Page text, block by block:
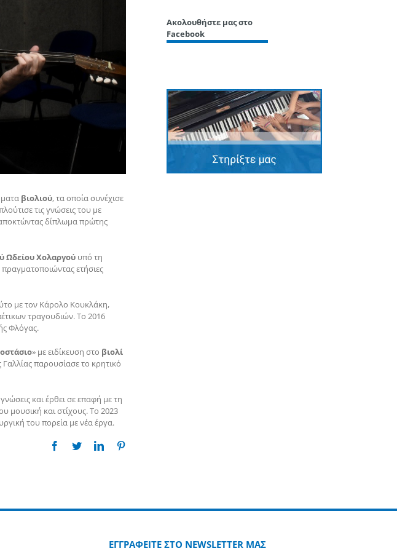
βιολιού, τα οποία συνέχισε
τις γνώσεις του με
δίπλωμα πρώτης
Ωδείου Χολαργού υπό τη
ετήσιες
με τον Κάρολο Κουκλάκη,
τραγουδιών. Το 2016
Φλόγας.
» με ειδίκευση στο βιολί
παρουσίασε το κρητικό
και έρθει σε επαφή με τη
μουσική και στίχους. Το 2023
του πορεία με νέα έργα.
Facebook
TwitterLinkedin
Ακολουθήστε μας στο
Facebook
ΕΓΓΡΑΦΕΙΤΕ ΣΤΟ NEWSLETTER ΜΑΣ